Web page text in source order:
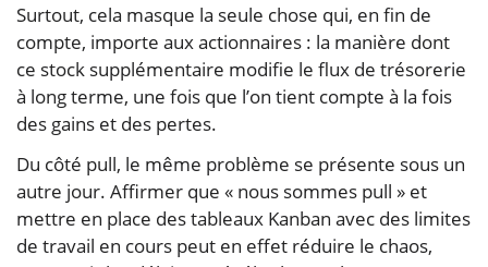
Surtout, cela masque la seule chose qui, en fin de
compte, importe aux actionnaires : la manière dont
ce stock supplémentaire modifie le flux de trésorerie
à long terme, une fois que l’on tient compte à la fois
des gains et des pertes.
Du côté pull, le même problème se présente sous un
autre jour. Affirmer que « nous sommes pull » et
mettre en place des tableaux Kanban avec des limites
de travail en cours peut en effet réduire le chaos,